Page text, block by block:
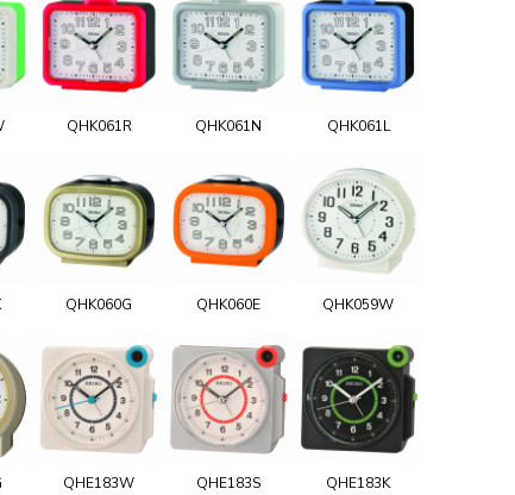
QHK061R QHK061N QHK061L
QHK060G QHK060E QHK059W
QHE183W QHE183S QHE183K